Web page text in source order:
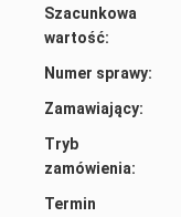
Szacunkowa
wartość:
Numer sprawy:
Zamawiający:
Tryb
zamówienia:
Termin